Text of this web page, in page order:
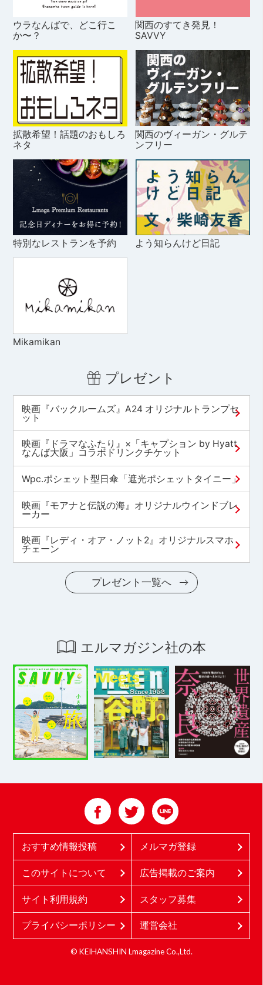
ウラなんばで、どこ行こ
か〜？
関西のすてき発見！
SAVVY
拡散希望！話題のおもしろ
ネタ
関西のヴィーガン・グルテ
ンフリー
特別なレストランを予約 よう知らんけど日記
Mikamikan
プレゼント
映画『バックルームズ』A24 オリジナルトランプセ
ット
映画『ドラマなふたり』×「キャプション by Hyatt
なんば大阪」コラボドリンクチケット
Wpc.ポシェット型日傘「遮光ポシェットタイニー」
映画『モアナと伝説の海』オリジナルウインドブレ
ーカー
映画『レディ・オア・ノット2』オリジナルスマホ
チェーン
プレゼント一覧へ
エルマガジン社の本
おすすめ情報投稿 メルマガ登録
このサイトについて 広告掲載のご案内
サイト利用規約 スタッフ募集
プライバシーポリシー 運営会社
© KEIHANSHIN Lmagazine Co.,Ltd.